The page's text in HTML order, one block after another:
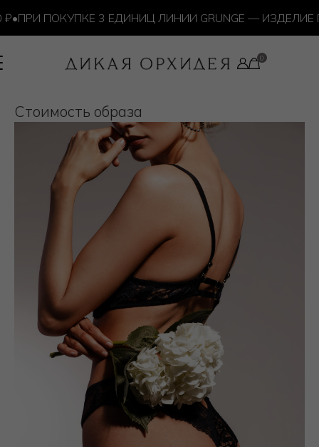
•ПРИ ПОКУПКЕ 3 ЕДИНИЦ ЛИНИИ GRUNGE —
Cтоимость образа